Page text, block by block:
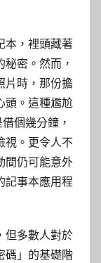
本，裡頭藏著
密。然而，
片時，那份擔
頭。這種尷尬
個幾分鐘，
視。更令人不
間仍可能意外
記事本應用程
但多數人對於
碼」的基礎階